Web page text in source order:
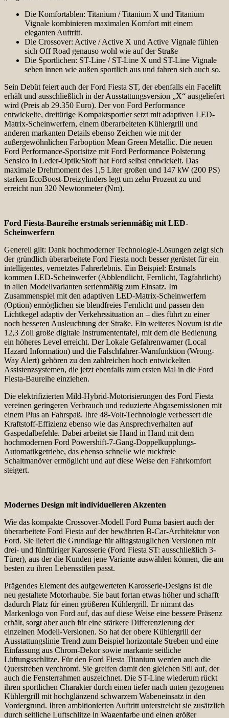
Die Komfortablen: Titanium / Titanium X und Titanium
Vignale kombinieren maximalen Komfort mit einem
eleganten Auftritt.
Die Crossover: Active / Active X und Active Vignale fühlen
sich Off Road genauso wohl wie auf der Straße
Die Sportlichen: ST-Line / ST-Line X und ST-Line Vignale
sehen innen wie außen sportlich aus und fahren sich auch so.
Sein Debüt feiert auch der Ford Fiesta ST, der ebenfalls ein Facelift
erhält und ausschließlich in der Ausstattungsversion „X“ ausgeliefert
wird (Preis ab 29.350 Euro). Der von Ford Performance
entwickelte, dreitürige Kompaktsportler setzt mit adaptiven LED-
Matrix-Scheinwerfern, einem überarbeiteten Kühlergrill und
anderen markanten Details ebenso Zeichen wie mit der
außergewöhnlichen Farboption Mean Green Metallic. Die neuen
Ford Performance-Sportsitze mit Ford Performance Polsterung
Sensico in Leder-Optik/Stoff hat Ford selbst entwickelt. Das
maximale Drehmoment des 1,5 Liter großen und 147 kW (200 PS)
starken EcoBoost-Dreizylinders legt um zehn Prozent zu und
erreicht nun 320 Newtonmeter (Nm).
Ford Fiesta-Baureihe erstmals serienmäßig mit LED-
Scheinwerfern
Generell gilt: Dank hochmoderner Technologie-Lösungen zeigt sich
der gründlich überarbeitete Ford Fiesta noch besser gerüstet für ein
intelligentes, vernetztes Fahrerlebnis. Ein Beispiel: Erstmals
kommen LED-Scheinwerfer (Abblendlicht, Fernlicht, Tagfahrlicht)
in allen Modellvarianten serienmäßig zum Einsatz. Im
Zusammenspiel mit den adaptiven LED-Matrix-Scheinwerfern
(Option) ermöglichen sie blendfreies Fernlicht und passen den
Lichtkegel adaptiv der Verkehrssituation an – dies führt zu einer
noch besseren Ausleuchtung der Straße. Ein weiteres Novum ist die
12,3 Zoll große digitale Instrumententafel, mit dem die Bedienung
ein höheres Level erreicht. Der Lokale Gefahrenwarner (Local
Hazard Information) und die Falschfahrer-Warnfunktion (Wrong-
Way Alert) gehören zu den zahlreichen hoch entwickelten
Assistenzsystemen, die jetzt ebenfalls zum ersten Mal in die Ford
Fiesta-Baureihe einziehen.
Die elektrifizierten Mild-Hybrid-Motorisierungen des Ford Fiesta
vereinen geringeren Verbrauch und reduzierte Abgasemissionen mit
einem Plus an Fahrspaß. Ihre 48-Volt-Technologie verbessert die
Kraftstoff-Effizienz ebenso wie das Ansprechverhalten auf
Gaspedalbefehle. Dabei arbeitet sie Hand in Hand mit dem
hochmodernen Ford Powershift-7-Gang-Doppelkupplungs-
Automatikgetriebe, das ebenso schnelle wie ruckfreie
Schaltmanöver ermöglicht und auf diese Weise den Fahrkomfort
steigert.
Modernes Design mit individuelleren Akzenten
Wie das kompakte Crossover-Modell Ford Puma basiert auch der
überarbeitete Ford Fiesta auf der bewährten B-Car-Architektur von
Ford. Sie liefert die Grundlage für alltagstauglichen Versionen mit
drei- und fünftüriger Karosserie (Ford Fiesta ST: ausschließlich 3-
Türer), aus der die Kunden jene Variante auswählen können, die am
besten zu ihren Lebensstilen passt.
Prägendes Element des aufgewerteten Karosserie-Designs ist die
neu gestaltete Motorhaube. Sie baut fortan etwas höher und schafft
dadurch Platz für einen größeren Kühlergrill. Er nimmt das
Markenlogo von Ford auf, das auf diese Weise eine bessere Präsenz
erhält, sorgt aber auch für eine stärkere Differenzierung der
einzelnen Modell-Versionen. So hat der obere Kühlergrill der
Ausstattungslinie Trend zum Beispiel horizontale Streben und eine
Einfassung aus Chrom-Dekor sowie markante seitliche
Lüftungsschlitze. Für den Ford Fiesta Titanium werden auch die
Querstreben verchromt. Sie greifen damit den gleichen Stil auf, der
auch die Fensterrahmen auszeichnet. Die ST-Line wiederum rückt
ihren sportlichen Charakter durch einen tiefer nach unten gezogenen
Kühlergrill mit hochglänzend schwarzem Wabeneinsatz in den
Vordergrund. Ihren ambitionierten Auftritt unterstreicht sie zusätzlich
durch seitliche Luftschlitze in Wagenfarbe und einen größer